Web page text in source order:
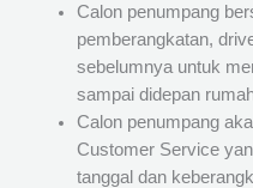
Calon penumpang
pemberangkatan,
sebelumnya untuk
sampai didepan
Calon penumpang
Customer Service
tanggal dan